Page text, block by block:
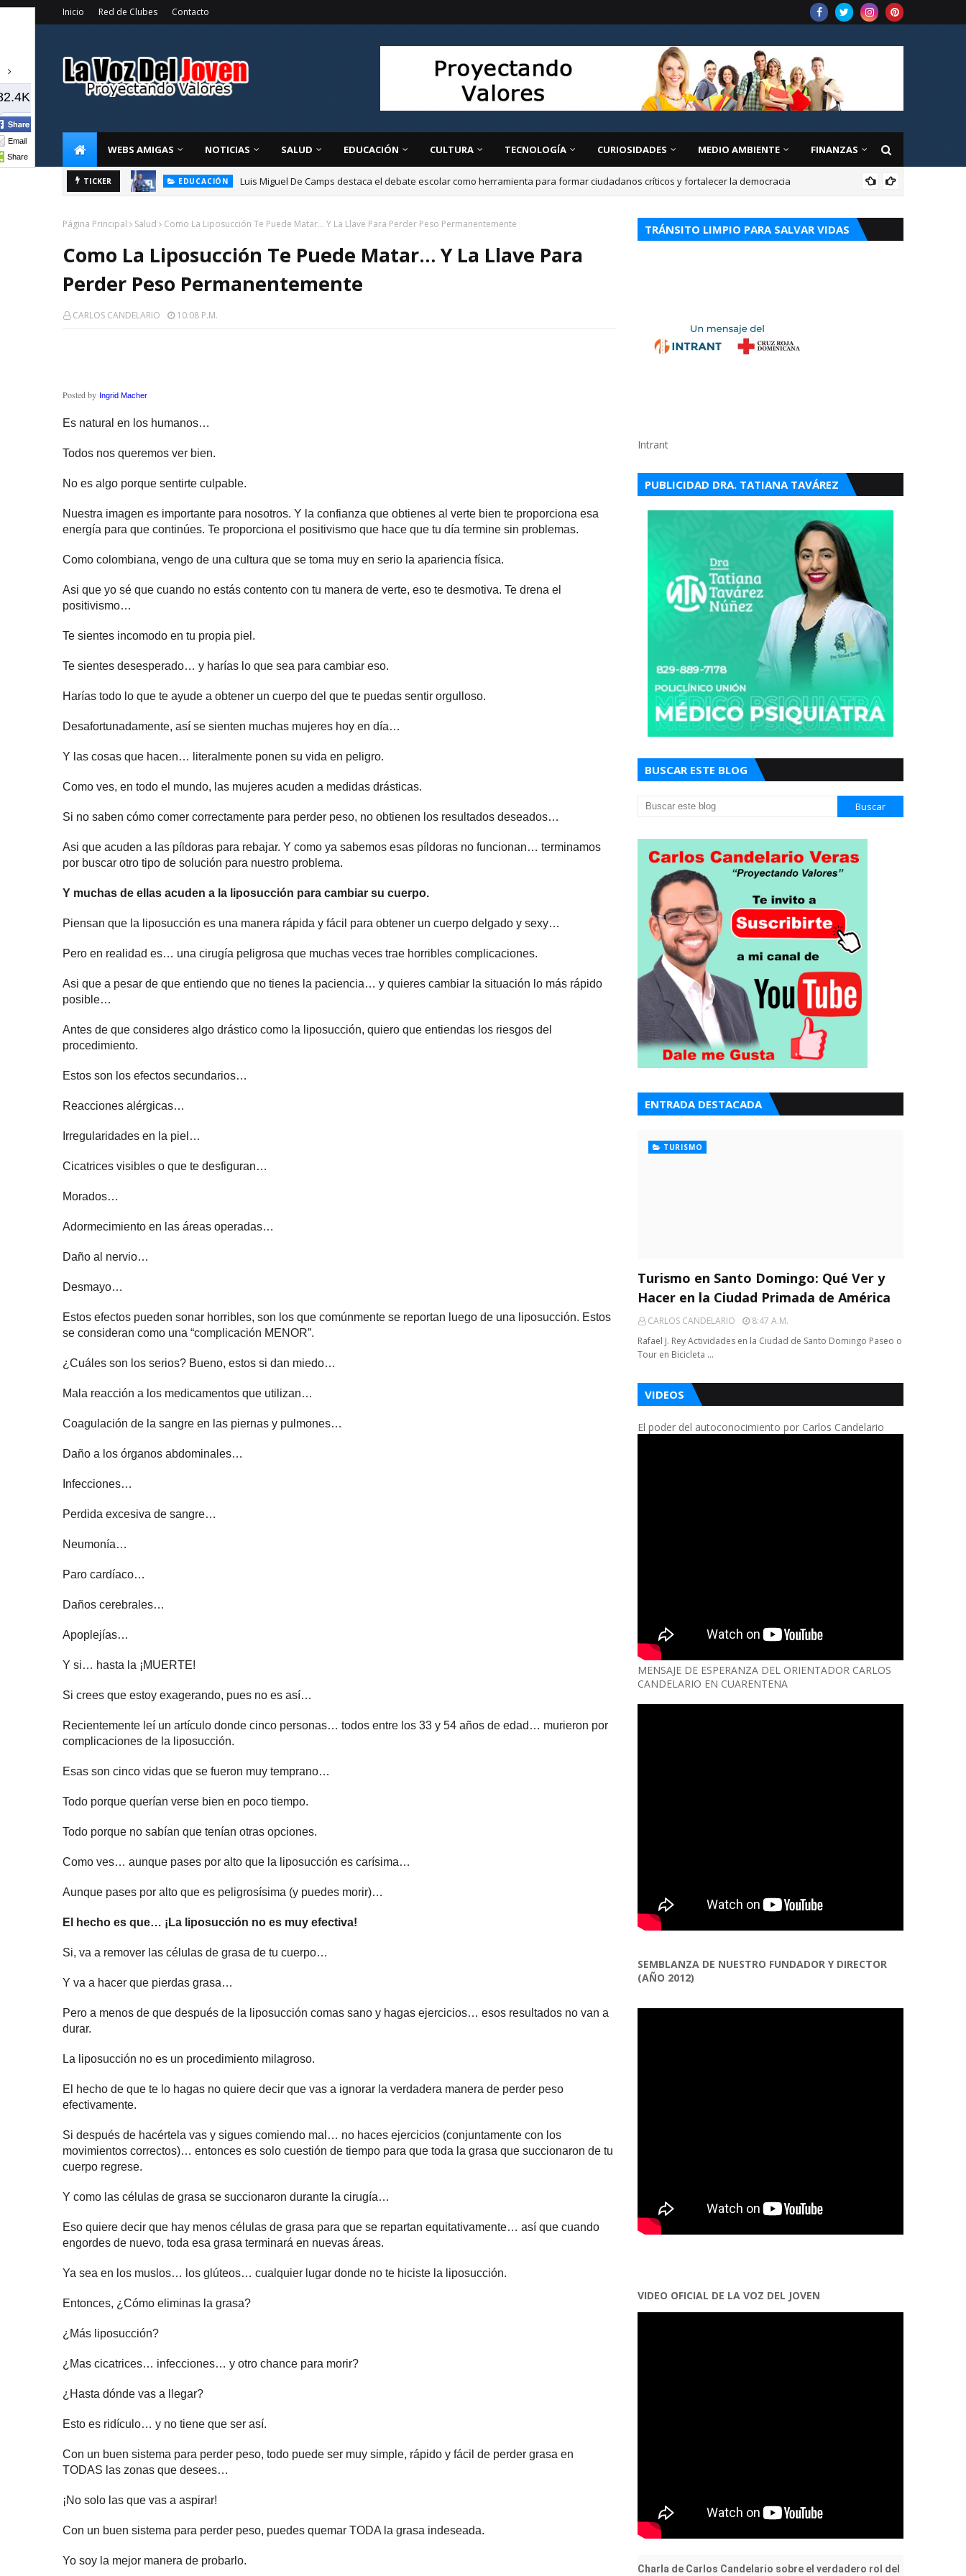
Inicio Red de Clubes Contacto
WEBS AMIGAS NOTICIAS SALUD EDUCACIÓN CULTURA TECNOLOGÍA CURIOSIDADES MEDIO AMBIENTE FINANZAS
TICKER EDUCACIÓN Luis Miguel De Camps destaca el debate escolar como herramienta para formar ciudadanos críticos y fortalecer la democracia
Página Principal Salud Como La Liposucción Te Puede Matar… Y La Llave Para Perder Peso Permanentemente
Como La Liposucción Te Puede Matar… Y La Llave Para
Perder Peso Permanentemente
CARLOS CANDELARIO 10:08 P.m.
Posted by Ingrid Macher
Email
Share
Es natural en los humanos…
Todos nos queremos ver bien.
No es algo porque sentirte culpable.
Nuestra imagen es importante para nosotros. Y la confianza que obtienes al verte bien te proporciona esa
energía para que continúes. Te proporciona el positivismo que hace que tu día termine sin problemas.
Como colombiana, vengo de una cultura que se toma muy en serio la apariencia física.
Asi que yo sé que cuando no estás contento con tu manera de verte, eso te desmotiva. Te drena el
positivismo…
Te sientes incomodo en tu propia piel.
Te sientes desesperado… y harías lo que sea para cambiar eso.
Harías todo lo que te ayude a obtener un cuerpo del que te puedas sentir orgulloso.
Desafortunadamente, así se sienten muchas mujeres hoy en día…
Y las cosas que hacen… literalmente ponen su vida en peligro.
Como ves, en todo el mundo, las mujeres acuden a medidas drásticas.
Si no saben cómo comer correctamente para perder peso, no obtienen los resultados deseados…
Asi que acuden a las píldoras para rebajar. Y como ya sabemos esas píldoras no funcionan… terminamos
por buscar otro tipo de solución para nuestro problema.
Y muchas de ellas acuden a la liposucción para cambiar su cuerpo.
Piensan que la liposucción es una manera rápida y fácil para obtener un cuerpo delgado y sexy…
Pero en realidad es… una cirugía peligrosa que muchas veces trae horribles complicaciones.
Asi que a pesar de que entiendo que no tienes la paciencia… y quieres cambiar la situación lo más rápido
posible…
Antes de que consideres algo drástico como la liposucción, quiero que entiendas los riesgos del
procedimiento.
Estos son los efectos secundarios…
Reacciones alérgicas…
Irregularidades en la piel…
Cicatrices visibles o que te desfiguran…
Morados…
Adormecimiento en las áreas operadas…
Daño al nervio…
Desmayo…
Estos efectos pueden sonar horribles, son los que comúnmente se reportan luego de una liposucción. Estos
se consideran como una “complicación MENOR”.
¿Cuáles son los serios? Bueno, estos si dan miedo…
Mala reacción a los medicamentos que utilizan…
Coagulación de la sangre en las piernas y pulmones…
Daño a los órganos abdominales…
Infecciones…
Perdida excesiva de sangre…
Neumonía…
Paro cardíaco…
Daños cerebrales…
Apoplejías…
Y si… hasta la ¡MUERTE!
Si crees que estoy exagerando, pues no es así…
Recientemente leí un artículo donde cinco personas… todos entre los 33 y 54 años de edad… murieron por
complicaciones de la liposucción.
Esas son cinco vidas que se fueron muy temprano…
Todo porque querían verse bien en poco tiempo.
Todo porque no sabían que tenían otras opciones.
Como ves… aunque pases por alto que la liposucción es carísima…
Aunque pases por alto que es peligrosísima (y puedes morir)…
El hecho es que… ¡La liposucción no es muy efectiva!
Si, va a remover las células de grasa de tu cuerpo…
Y va a hacer que pierdas grasa…
Pero a menos de que después de la liposucción comas sano y hagas ejercicios… esos resultados no van a
durar.
La liposucción no es un procedimiento milagroso.
El hecho de que te lo hagas no quiere decir que vas a ignorar la verdadera manera de perder peso
efectivamente.
Si después de hacértela vas y sigues comiendo mal… no haces ejercicios (conjuntamente con los
movimientos correctos)… entonces es solo cuestión de tiempo para que toda la grasa que succionaron de tu
cuerpo regrese.
Y como las células de grasa se succionaron durante la cirugía…
Eso quiere decir que hay menos células de grasa para que se repartan equitativamente… así que cuando
engordes de nuevo, toda esa grasa terminará en nuevas áreas.
Ya sea en los muslos… los glúteos… cualquier lugar donde no te hiciste la liposucción.
Entonces, ¿Cómo eliminas la grasa?
¿Más liposucción?
¿Mas cicatrices… infecciones… y otro chance para morir?
¿Hasta dónde vas a llegar?
Esto es ridículo… y no tiene que ser así.
Con un buen sistema para perder peso, todo puede ser muy simple, rápido y fácil de perder grasa en
TODAS las zonas que desees…
¡No solo las que vas a aspirar!
Con un buen sistema para perder peso, puedes quemar TODA la grasa indeseada.
Yo soy la mejor manera de probarlo.
TRÁNSITO LIMPIO PARA SALVAR VIDAS
Intrant
PUBLICIDAD DRA. TATIANA TAVÁREZ
BUSCAR ESTE BLOG
ENTRADA DESTACADA
TURISMO
Turismo en Santo Domingo: Qué Ver y
Hacer en la Ciudad Primada de América
CARLOS CANDELARIO
8:47 A.m.
Rafael J. Rey Actividades en la Ciudad de Santo Domingo Paseo o
Tour en Bicicleta …
VIDEOS
El poder del autoconocimiento por Carlos Candelario
MENSAJE DE ESPERANZA DEL ORIENTADOR CARLOS
CANDELARIO EN CUARENTENA
SEMBLANZA DE NUESTRO FUNDADOR Y DIRECTOR
(AÑO 2012)
VIDEO OFICIAL DE LA VOZ DEL JOVEN
Charla de Carlos Candelario sobre el verdadero rol del